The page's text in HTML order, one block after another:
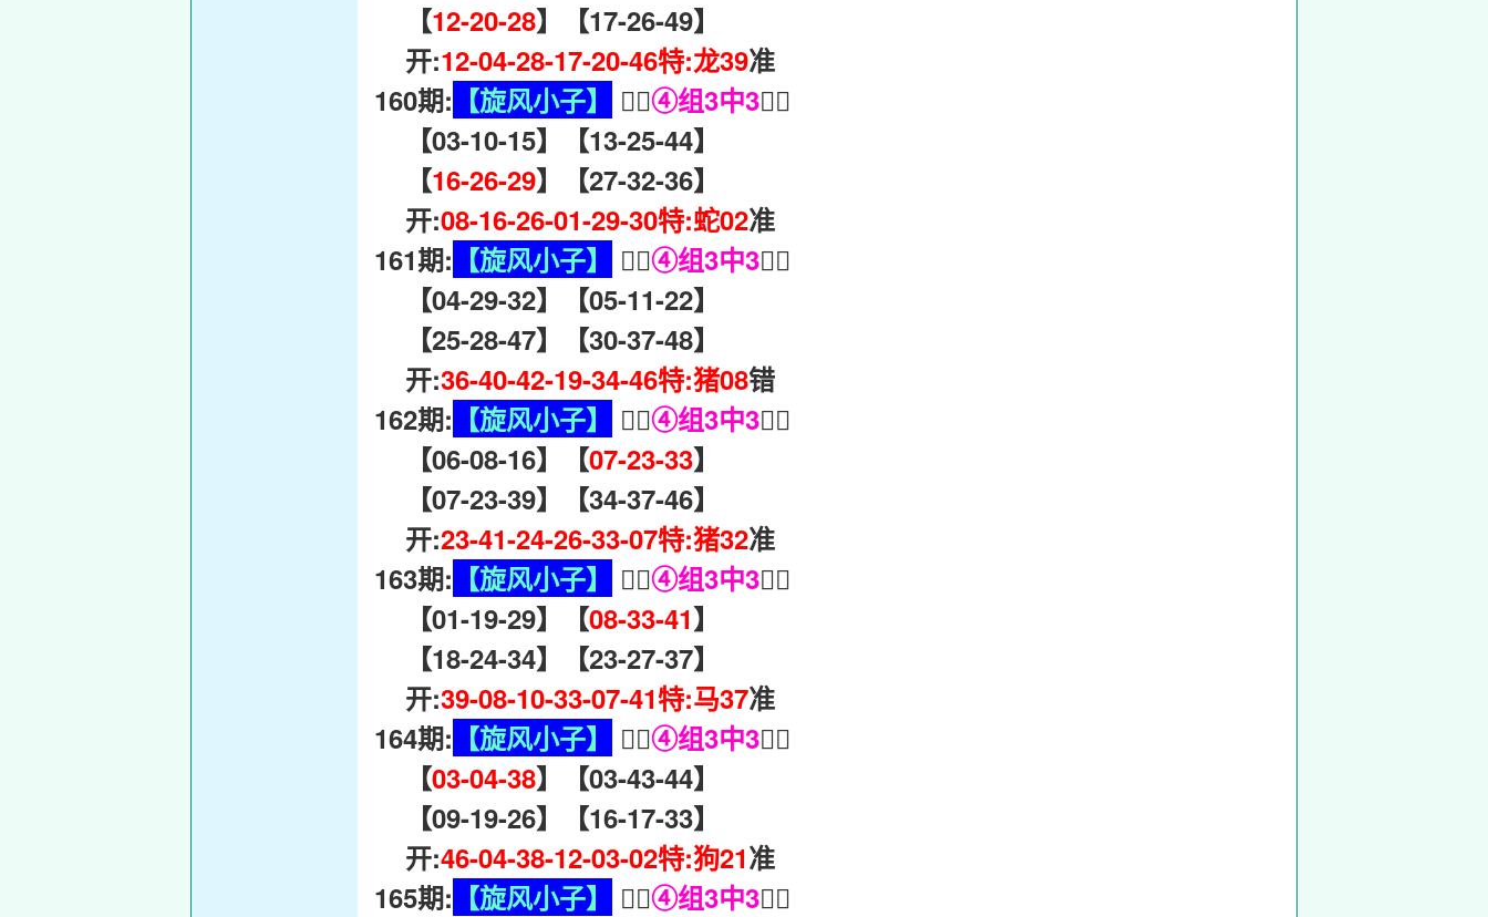
【12-20-28】【17-26-49】
开:12-04-28-17-20-46特:龙39准
160期: 【旋风小子】 🧏‍♀️④组3中3🧏‍♀️
【03-10-15】【13-25-44】
【16-26-29】【27-32-36】
开:08-16-26-01-29-30特:蛇02准
161期: 【旋风小子】 🧏‍♀️④组3中3🧏‍♀️
【04-29-32】【05-11-22】
【25-28-47】【30-37-48】
开:36-40-42-19-34-46特:猪08错
162期: 【旋风小子】 🧏‍♀️④组3中3🧏‍♀️
【06-08-16】【07-23-33】
【07-23-39】【34-37-46】
开:23-41-24-26-33-07特:猪32准
163期: 【旋风小子】 🧏‍♀️④组3中3🧏‍♀️
【01-19-29】【08-33-41】
【18-24-34】【23-27-37】
开:39-08-10-33-07-41特:马37准
164期: 【旋风小子】 🧏‍♀️④组3中3🧏‍♀️
【03-04-38】【03-43-44】
【09-19-26】【16-17-33】
开:46-04-38-12-03-02特:狗21准
165期: 【旋风小子】 🧏‍♀️④组3中3🧏‍♀️